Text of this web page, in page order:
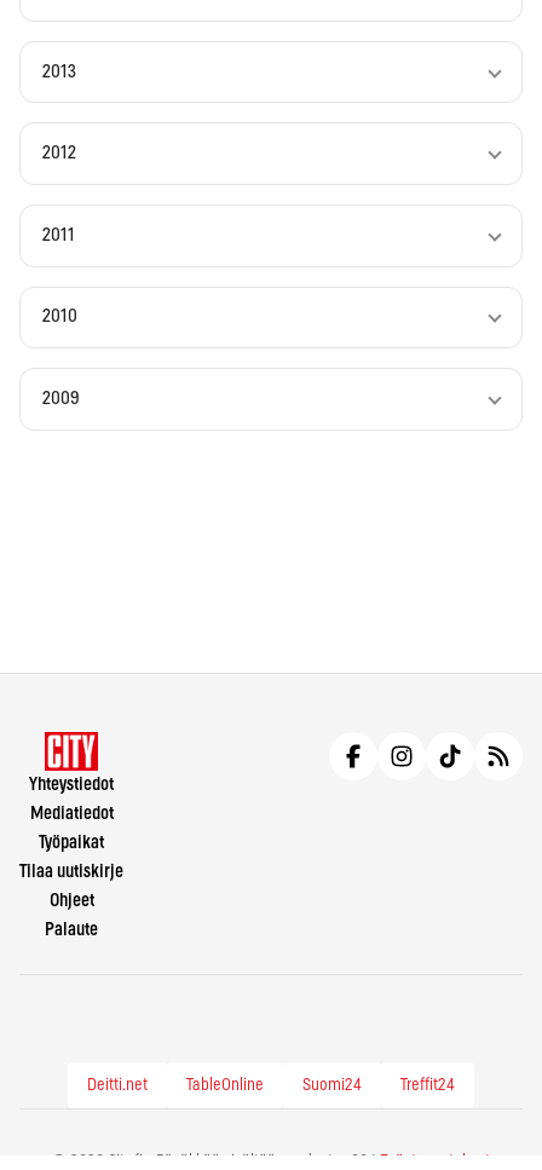
2013
2012
2011
2010
2009
Yhteystiedot
Mediatiedot
Työpaikat
Tilaa uutiskirje
Ohjeet
Palaute
Deitti.net TableOnline Suomi24 Treffit24